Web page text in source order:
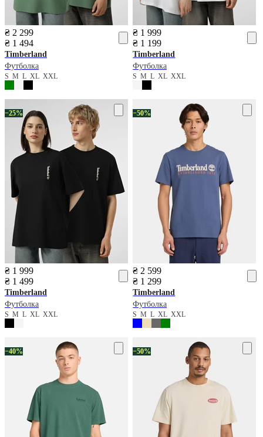
₴ 2 299
₴ 1 494
Timberland
Футболка
S M L XL XXL
₴ 1 999
₴ 1 199
Timberland
Футболка
SMLXLXXL
−25%
₴ 1 999
₴ 1 499
Timberland
Футболка
S M L XL XXL
−50%
₴ 2 599
₴ 1 299
Timberland
Футболка
SMLXLXXL
−40% −50%